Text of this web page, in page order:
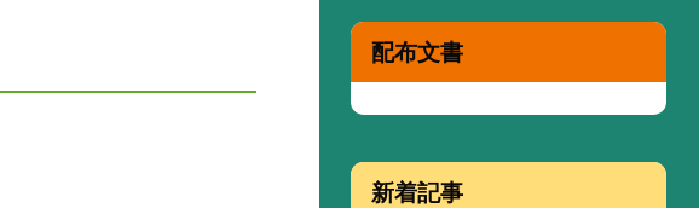
配布文書
新着記事